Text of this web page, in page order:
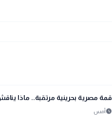
bolt
عاجل
قمة مصرية بحرينية مرتقبة.. ماذا
scheduleأمس